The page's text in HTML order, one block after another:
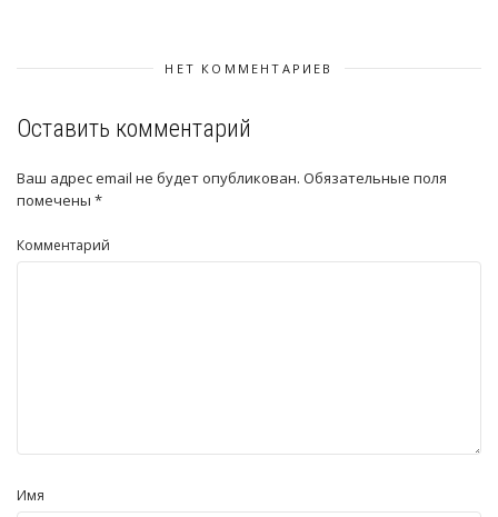
НЕТ КОММЕНТАРИЕВ
Оставить комментарий
Ваш адрес email не будет опубликован. Обязательные поля
помечены *
Комментарий
Имя